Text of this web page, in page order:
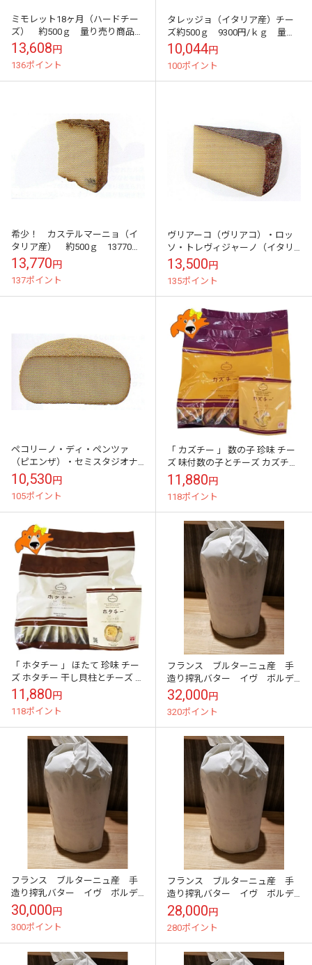
ミモレット18ヶ月（ハードチー
ズ） 約500ｇ 量り売り商品
約6000円～ 13608円/ｋｇ フ
ランス産
13,608円
136ポイント
タレッジョ（イタリア産）チー
ズ約500ｇ 9300円/ｋｇ 量り
売り商品 約4700円～
10,044円
100ポイント
希少！ カステルマーニョ（イ
タリア産） 約500ｇ 13770
円/kg セミハード・チーズ 量
り売り商品 約6300円～
13,770円
137ポイント
ヴリアーコ（ヴリアコ）・ロッ
ソ・トレヴィジャーノ（イタリ
ア産）チーズ約500ｇ 12500
円/kg 量り売り商品 約6100円
13,500円
135ポイント
ペコリーノ・ディ・ペンツァ
（ピエンザ）・セミスタジオナ
ート（イタリア産）9750円/ｋ
ｇ 約500ｇ 量り売り商品 約
４９００円～
10,530円
105ポイント
「 カズチー 」 数の子 珍味 チー
ズ 味付数の子とチーズ カズチー
20個 チーズ おつまみ カズチ か
ずちー 乳製品 魚卵 か...
11,880円
118ポイント
「 ホタチー 」 ほたて 珍味 チー
ズ ホタチー 干し貝柱とチーズ ホ
タチー 20個 ほたて チーズ プロ
セスチーズ 帆立 水産物...
11,880円
118ポイント
フランス ブルターニュ産 手
造り搾乳バター イヴ ボルデ
ィエ マダガスカル産バニラ入
り 紙巻き1kg ＊同梱注意
32,000円
320ポイント
フランス ブルターニュ産 手
造り搾乳バター イヴ ボルデ
ィエ オリーブオイルとレモン
風味 紙巻き1kg ＊同梱注意
30,000円
300ポイント
フランス ブルターニュ産 手
造り搾乳バター イヴ ボルデ
ィエ エスプレット産唐辛子入
りバター 紙巻き1kg ＊同梱注
意
28,000円
280ポイント